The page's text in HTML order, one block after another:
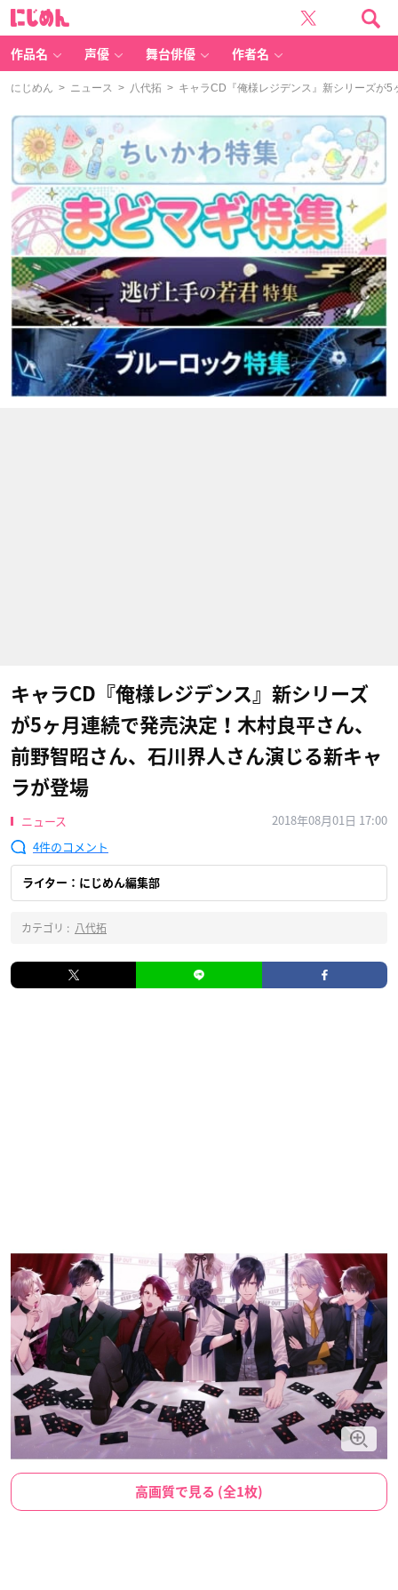
作品名 声優 舞台俳優 作者名
にじめん > ニュース > 八代拓 > キャラCD『俺様レジデンス』新シリーズが5
キャラCD『俺様レジデンス』新シリーズ
が5ヶ月連続で発売決定！木村良平さん、
前野智昭さん、石川界人さん演じる新キャ
ラが登場
ニュース
2018年08月01日 17:00
4
ライター：にじめん編集部
カテゴリ : 八代拓
高画質で見る (全1枚)